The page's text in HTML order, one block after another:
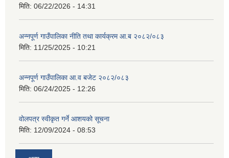
मिति: 06/22/2026 - 14:31
अन्नपूर्ण गाउँपालिका नीति तथा कार्यक्रम आ.ब २०८२/०८३
मिति: 11/25/2025 - 10:21
अन्नपूर्ण गाउँपालिका आ.व बजेट २०८२/०८३
मिति: 06/24/2025 - 12:26
वोलपत्र स्वीकृत गर्ने आशयको सूचना
मिति: 12/09/2024 - 08:53